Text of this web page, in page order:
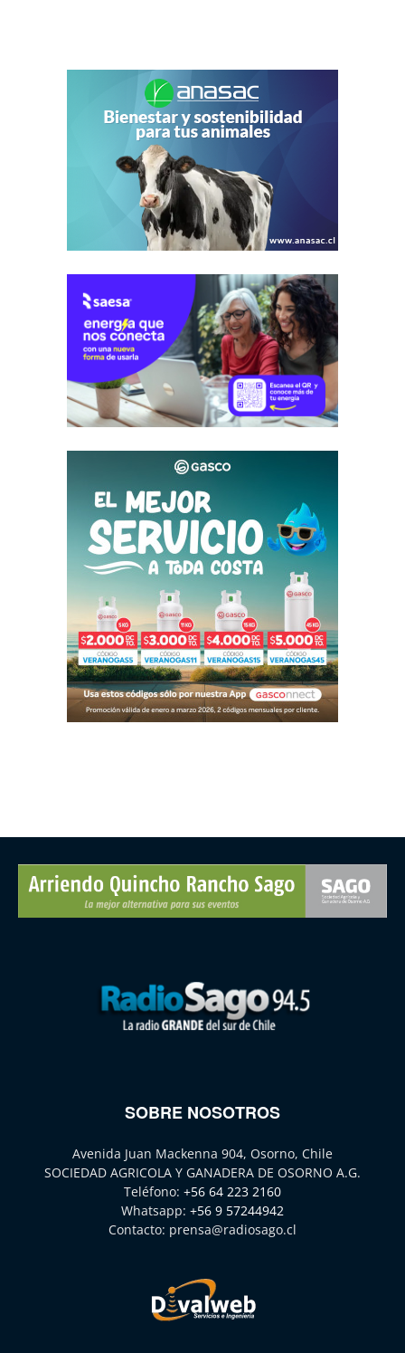
SOBRE NOSOTROS
Avenida Juan Mackenna 904, Osorno, Chile
SOCIEDAD AGRICOLA Y GANADERA DE OSORNO A.G.
Teléfono: +56 64 223 2160
Whatsapp: +56 9 57244942
Contacto: prensa@radiosago.cl